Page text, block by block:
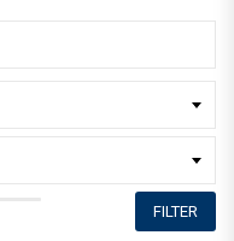
FILTER